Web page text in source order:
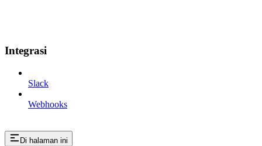
Integrasi
Slack
Webhooks
Di halaman ini